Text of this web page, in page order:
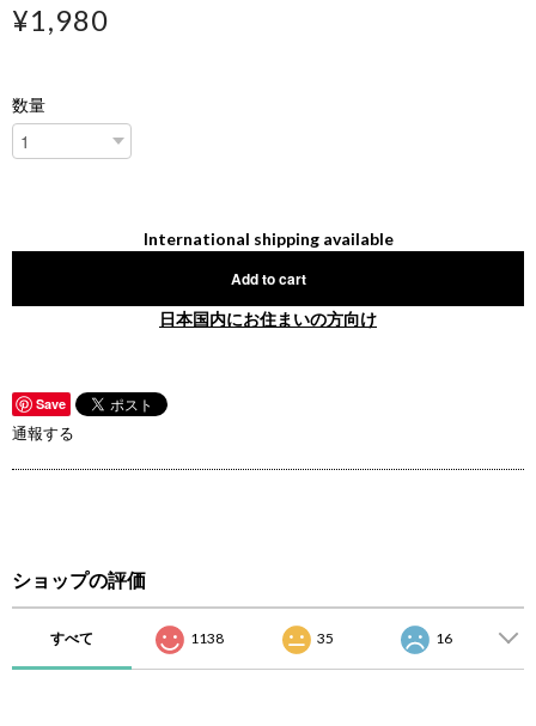
¥1,980
数量
International shipping available
Add to cart
日本国内にお住まいの方向け
Save
通報する
ショップの評価
すべて 1138 35 16